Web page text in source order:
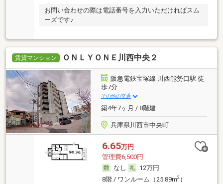
お問い合わせの際は電話番号を入力いただければスム
ーズです♪
賃貸マンション ＯＮＬＹＯＮＥ川西中央２
阪急電鉄宝塚線 川西能勢口駅 徒
歩7分
その他の交通
築4年7ヶ月 / 8階建
兵庫県川西市中央町
6.65万円
管理費6,500円
なし
12万円
8階 / ワンルーム（25.89m2）